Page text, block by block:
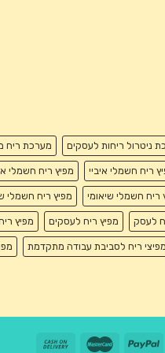
ניטרול ריחות לעסקים מערכת ריח
ריח חשמלי איביי מפיץ ריח חשמלי
ריח חשמלי שיאומי מפיץ ריח חשמלי
לעסק מפיץ ריח לעסקים מפיץ
מפיצי ריח לסביבת עבודה מתקדמת